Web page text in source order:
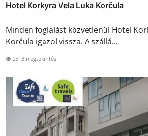
Hotel Korkyra Vela Luka Korčula
Minden foglalást közvetlenül Hotel
Korčula igazol vissza. A szállá...
2513 megtekintés